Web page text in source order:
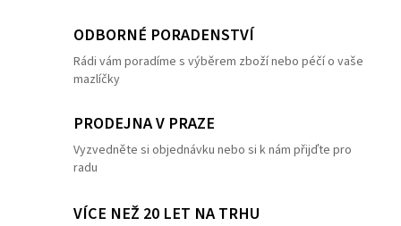
ODBORNÉ PORADENSTVÍ
Rádi vám poradíme s výběrem zboží nebo péčí o vaše
mazlíčky
PRODEJNA V PRAZE
Vyzvedněte si objednávku nebo si k nám přijďte pro
radu
VÍCE NEŽ 20 LET NA TRHU